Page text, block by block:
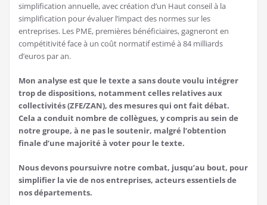
simplification annuelle, avec création d’un Haut conseil à la
simplification pour évaluer l’impact des normes sur les
entreprises. Les PME, premières bénéficiaires, gagneront en
compétitivité face à un coût normatif estimé à 84 milliards
d’euros par an.
Mon analyse est que le texte a sans doute voulu intégrer
trop de dispositions, notamment celles relatives aux
collectivités (ZFE/ZAN), des mesures qui ont fait débat.
Cela a conduit nombre de collègues, y compris au sein de
notre groupe, à ne pas le soutenir, malgré l’obtention
finale d’une majorité à voter pour le texte.
Nous devons poursuivre notre combat, jusqu’au bout, pour
simplifier la vie de nos entreprises, acteurs essentiels de
nos départements.